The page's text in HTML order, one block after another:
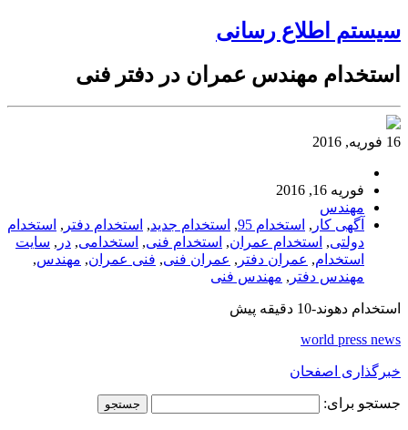
سیستم اطلاع رسانی
استخدام مهندس عمران در دفتر فنی
16 فوریه, 2016
فوریه 16, 2016
مهندس
آگهی کار , استخدام 95 , استخدام جدید, استخدام دفتر , استخدام
دولتی, استخدام عمران, استخدام فنی, استخدامی, در , سایت
استخدام, عمران دفتر , عمران فنی, فنی عمران, مهندس,
مهندس دفتر , مهندس فنی
استخدام دهوند-10 دقیقه پیش
world press news
خبرگذاری اصفحان
جستجو برای: